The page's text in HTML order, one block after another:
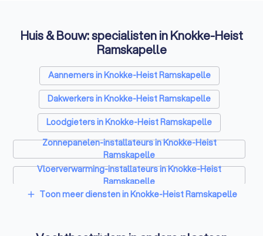
Huis & Bouw: specialisten in Knokke-Heist
Ramskapelle
Aannemers in Knokke-Heist Ramskapelle
Dakwerkers in Knokke-Heist Ramskapelle
Loodgieters in Knokke-Heist Ramskapelle
Zonnepanelen-installateurs in Knokke-Heist
Ramskapelle
Vloerverwarming-installateurs in Knokke-Heist
Ramskapelle
Airco installateurs in Knokke-Heist Ramskapelle
Ramskapelle
add Toon meer diensten in Knokke-Heist Ramskapelle